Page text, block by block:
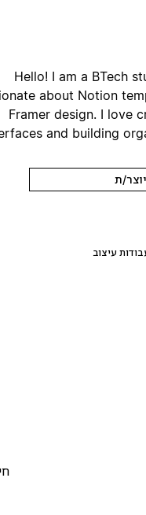
Hello! I am a
passionate about
Framer design. I
interfaces and
0